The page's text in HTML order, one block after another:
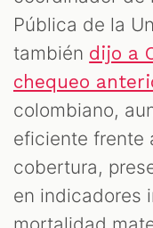
Pública de la
también dijo a
chequeo
colombiano,
eficiente frente
cobertura,
en indicadores